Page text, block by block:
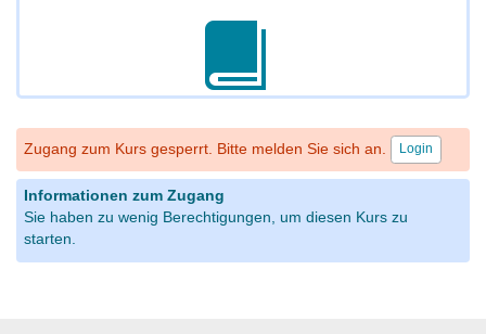
Zugang zum Kurs gesperrt. Bitte melden Sie sich an. Login
Informationen zum Zugang
Sie haben zu wenig Berechtigungen, um diesen Kurs zu
starten.